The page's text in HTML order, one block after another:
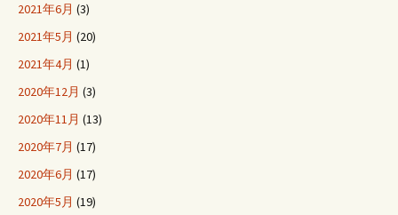
2021年6月 (3)
2021年5月 (20)
2021年4月 (1)
2020年12月 (3)
2020年11月 (13)
2020年7月 (17)
2020年6月 (17)
2020年5月 (19)